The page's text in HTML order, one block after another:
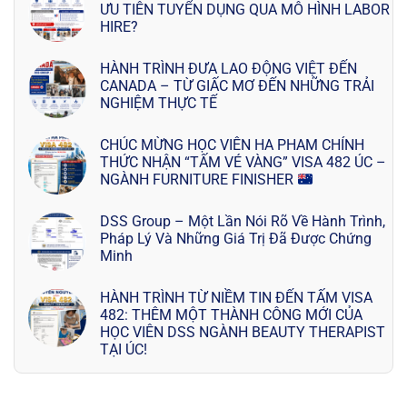
ƯU TIÊN TUYỂN DỤNG QUA MÔ HÌNH LABOR
HIRE?
HÀNH TRÌNH ĐƯA LAO ĐỘNG VIỆT ĐẾN
CANADA – TỪ GIẤC MƠ ĐẾN NHỮNG TRẢI
NGHIỆM THỰC TẾ
CHÚC MỪNG HỌC VIÊN HA PHAM CHÍNH
THỨC NHẬN “TẤM VÉ VÀNG” VISA 482 ÚC –
NGÀNH FURNITURE FINISHER
DSS Group – Một Lần Nói Rõ Về Hành Trình,
Pháp Lý Và Những Giá Trị Đã Được Chứng
Minh
HÀNH TRÌNH TỪ NIỀM TIN ĐẾN TẤM VISA
482: THÊM MỘT THÀNH CÔNG MỚI CỦA
HỌC VIÊN DSS NGÀNH BEAUTY THERAPIST
TẠI ÚC!